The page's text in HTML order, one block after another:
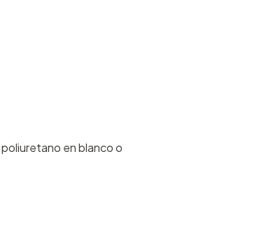
poliuretano en blanco o